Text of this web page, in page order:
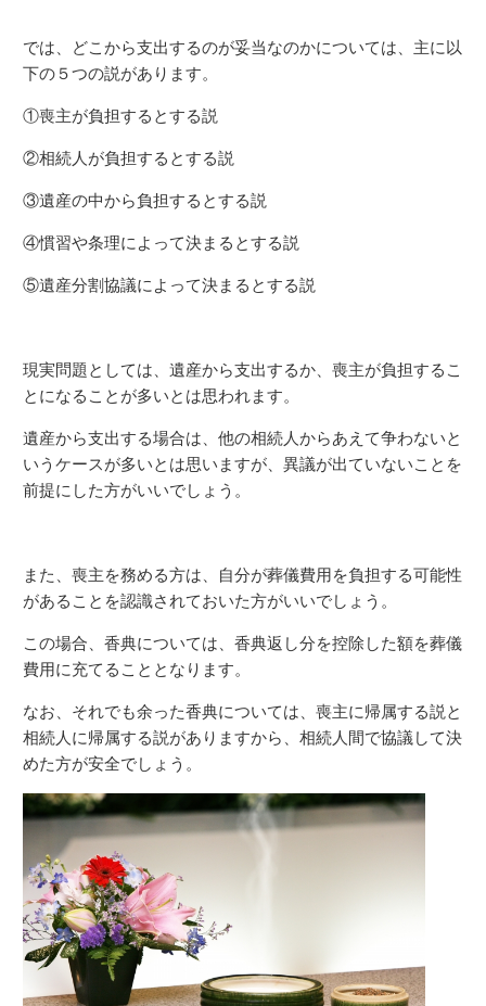
では、どこから支出するのが妥当なのかについては、主に以
下の５つの説があります。
①喪主が負担するとする説
②相続人が負担するとする説
③遺産の中から負担するとする説
④慣習や条理によって決まるとする説
⑤遺産分割協議によって決まるとする説
現実問題としては、遺産から支出するか、喪主が負担するこ
とになることが多いとは思われます。
遺産から支出する場合は、他の相続人からあえて争わないと
いうケースが多いとは思いますが、異議が出ていないことを
前提にした方がいいでしょう。
また、喪主を務める方は、自分が葬儀費用を負担する可能性
があることを認識されておいた方がいいでしょう。
この場合、香典については、香典返し分を控除した額を葬儀
費用に充てることとなります。
なお、それでも余った香典については、喪主に帰属する説と
相続人に帰属する説がありますから、相続人間で協議して決
めた方が安全でしょう。